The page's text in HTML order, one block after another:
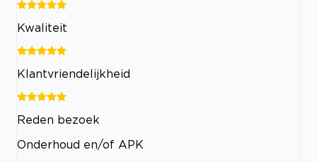
Kwaliteit
Klantvriendelijkheid
Reden bezoek
Onderhoud en/of APK